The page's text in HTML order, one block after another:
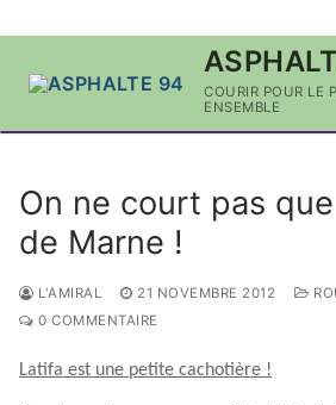
COURIR POUR LE
ENSEMBLE
On ne court pas
de Marne !
L'AMIRAL 21 NOVEMBRE 2012
0 COMMENTAIRE
Latifa est une petite cachotière !